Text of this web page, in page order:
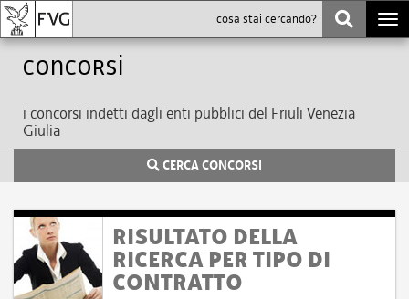
Concorsi
i concorsi indetti dagli enti pubblici del Friuli Venezia
Giulia
CERCA CONCORSI
RISULTATO DELLA
RICERCA PER TIPO DI
CONTRATTO